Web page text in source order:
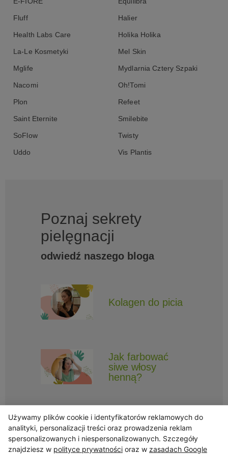
Root Ferment Filtrate, Glyceryl Caprylate, Xantan Gum, Benzyl
Alcohol, Dehydroacetic Acid, Citric Acid, Calcium Glukonate,
Fluff Halier
Health Labs Care Holika Holika
La-Le Kosmetyki Mel Skin
Mglife Mydlarnia Cztery Szpaki
Nacomi Oh!Tomi
Plon Refeet
Saint Eternite Smilebite
SoFlow Twisty
Uddo Vis Plantis
Poznaj sekrety
pielęgnacji
odwiedź naszego bloga
Kolagen do picia
Jak farbować
siwe włosy
henną?
Obserwuj Triny, by nie ominęły Cię najlepsze promocje i informacje
Używamy plików cookie i identyfikatorów reklamowych do
analityki, personalizacji treści oraz prowadzenia reklam
spersonalizowanych i niespersonalizowanych. Szczegóły
znajdziesz w polityce prywatności oraz w zasadach Google